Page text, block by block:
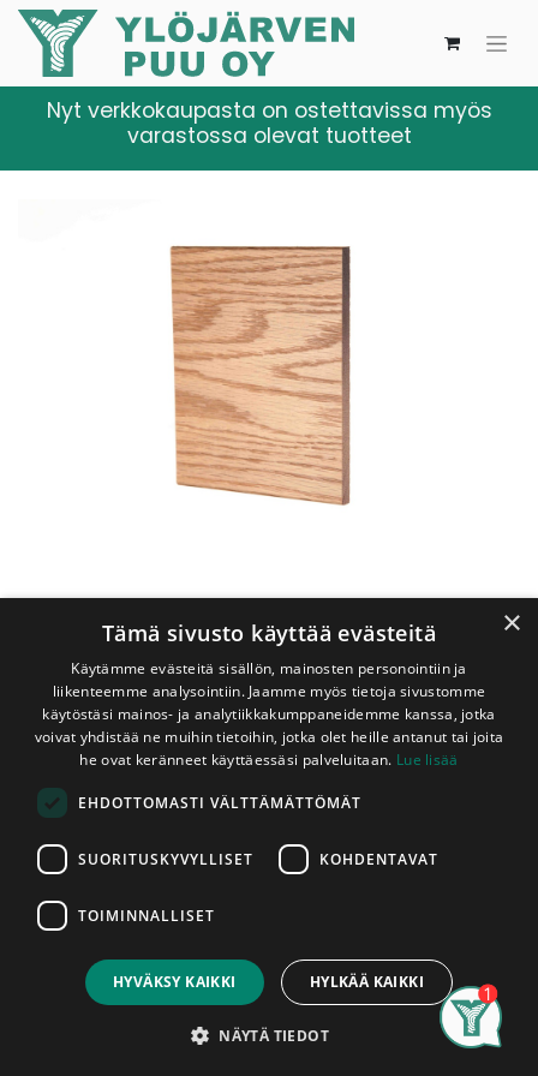
15,95€
Account
Nyt verkkokaupasta on ostettavissa myös
varastossa olevat tuotteet
Shop
Tammi
Peitelista Aito Tammi 9x120 mm Lakattu
Peitelista Aito Tammi 9x120 mm
Lakattu
Aidosta tammesta valmistettu lakattu peitelista. Tämä
9mm paksu lista soveltuu erityisesti kynnysten tekemiseen
Listojen pituudet vaihtelevat varastotilanteen mukaan.
Listat myydään kappaleittain. Asennettu tuote on
hyväksytty tuote, laudoissa ilmeneviin mahdollisiin
tuotantovirheisiin voidaan vedota vain ennen asentamista.
×
Tämä sivusto käyttää evästeitä
Käytämme evästeitä sisällön, mainosten personointiin ja
liikenteemme analysointiin. Jaamme myös tietoja sivustomme
käytöstäsi mainos- ja analytiikkakumppaneidemme kanssa, jotka
voivat yhdistää ne muihin tietoihin, jotka olet heille antanut tai joita
he ovat keränneet käyttäessäsi palveluitaan. Lue lisää
EHDOTTOMASTI VÄLTTÄMÄTTÖMÄT
SUORITUSKYVYLLISET KOHDENTAVAT
TOIMINNALLISET
HYVÄKSY KAIKKI HYLKÄÄ KAIKKI
NÄYTÄ TIEDOT